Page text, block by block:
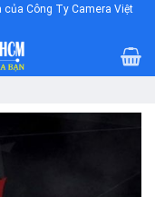
của Công Ty Camera Việt